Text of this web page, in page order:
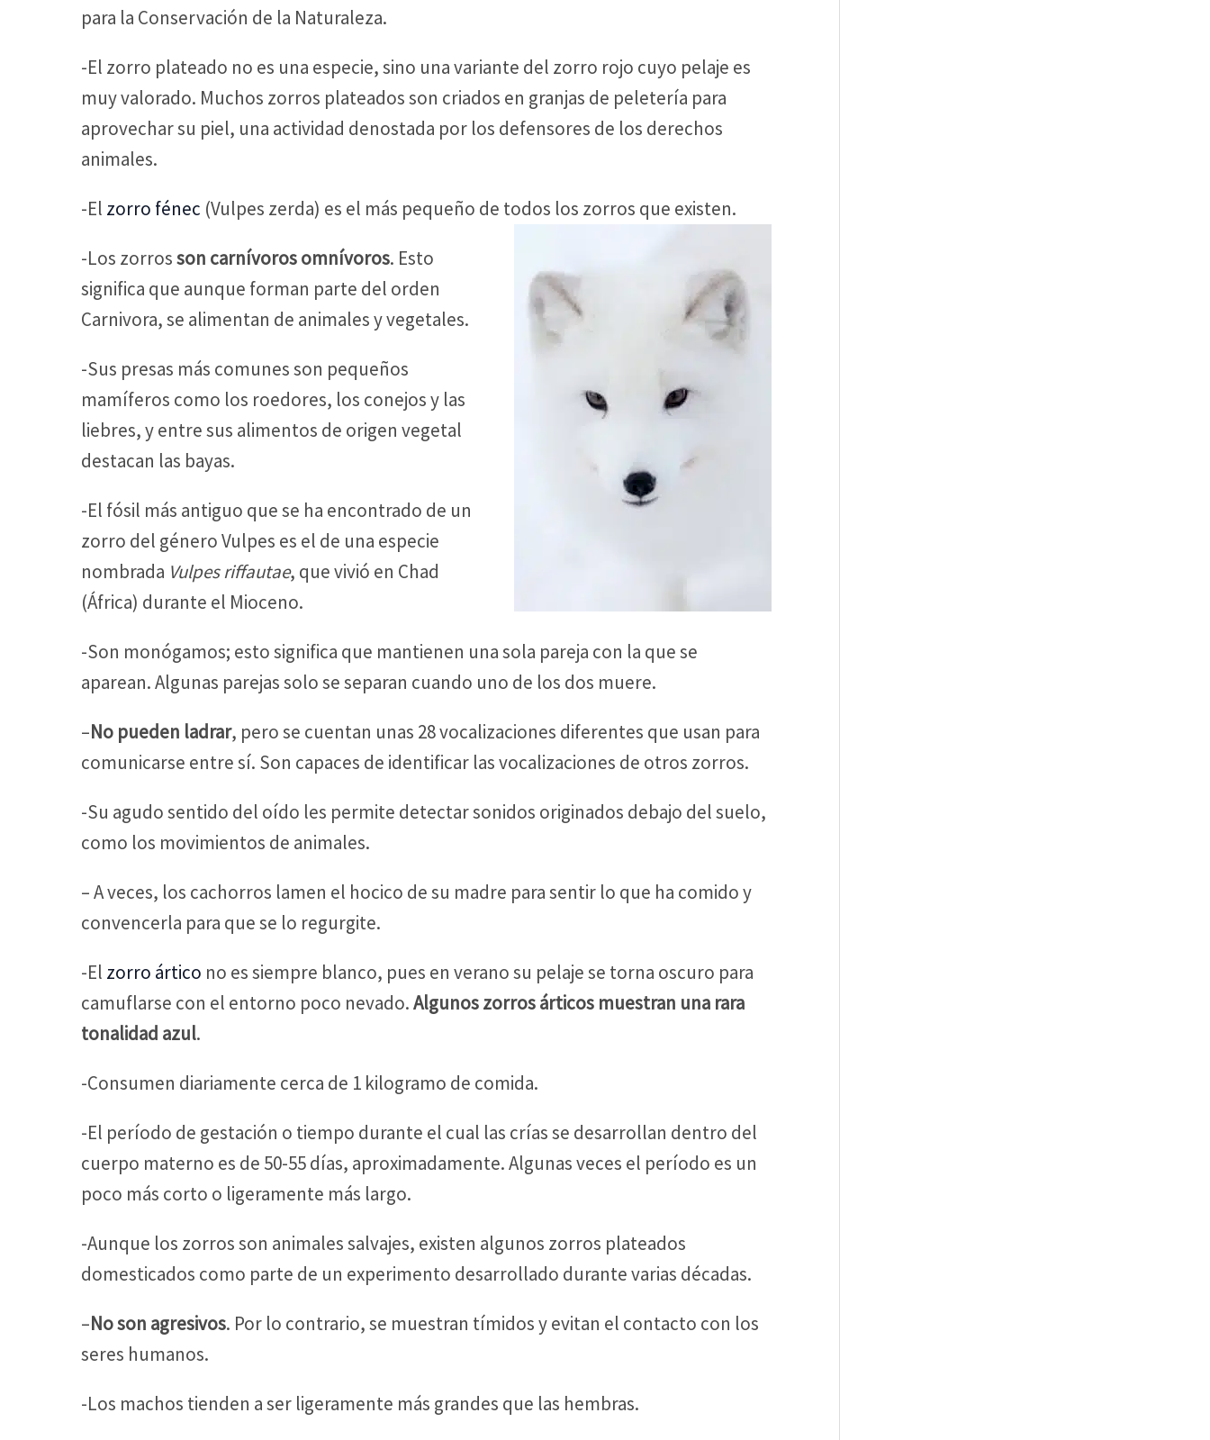
para la Conservación de la Naturaleza.
-El zorro plateado no es una especie, sino una variante del zorro rojo cuyo pelaje es
muy valorado. Muchos zorros plateados son criados en granjas de peletería para
aprovechar su piel, una actividad denostada por los defensores de los derechos
animales.
-El zorro fénec (Vulpes zerda) es el más pequeño de todos los zorros que existen.
-Los zorrosson carnívoros omnívoros. Esto
significa que aunque forman parte del orden
Carnivora, se alimentan de animales y vegetales.
-Sus presas más comunes son pequeños
mamíferos como los roedores, los conejos y las
liebres, y entre sus alimentos de origen vegetal
destacan las bayas.
-El fósil más antiguo que se ha encontrado de un
zorro del género Vulpes es el de una especie
nombrada Vulpes riffautae, que vivió en Chad
(África) durante el Mioceno.
-Son monógamos; esto significa que mantienen una sola pareja con la que se
aparean. Algunas parejas solo se separan cuando uno de los dos muere.
–No pueden ladrar, pero se cuentan unas 28 vocalizaciones diferentes que usan para
comunicarse entre sí. Son capaces de identificar las vocalizaciones de otros zorros.
-Su agudo sentido del oído les permite detectar sonidos originados debajo del suelo,
como los movimientos de animales.
– A veces, los cachorros lamen el hocico de su madre para sentir lo que ha comido y
convencerla para que se lo regurgite.
-El zorro ártico no es siempre blanco, pues en verano su pelaje se torna oscuro para
camuflarse con el entorno poco nevado.Algunos zorros árticos muestran una rara
tonalidad azul.
-Consumen diariamente cerca de 1 kilogramo de comida.
-El período de gestación o tiempo durante el cual las crías se desarrollan dentro del
cuerpo materno es de 50-55 días, aproximadamente. Algunas veces el período es un
poco más corto o ligeramente más largo.
-Aunque los zorros son animales salvajes, existen algunos zorros plateados
domesticados como parte de un experimento desarrollado durante varias décadas.
–No son agresivos. Por lo contrario, se muestran tímidos y evitan el contacto con los
seres humanos.
-Los machos tienden a ser ligeramente más grandes que las hembras.